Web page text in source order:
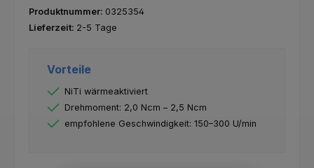
Produktnummer: 0325354
Lieferzeit: 2-5 Tage
Vorteile
NiTi wärmeaktiviert
Drehmoment: 2,0 Ncm – 2,5 Ncm
empfohlene Geschwindigkeit: 150–300 U/min